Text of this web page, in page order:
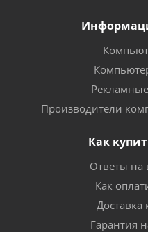
Производители
Как
Ответы на
Как
Гарантия